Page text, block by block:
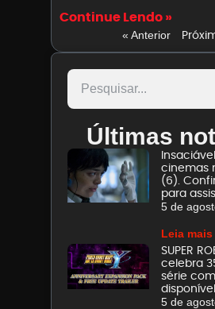
Continue Lendo »
« Anterior
Últimas
cinemas
(6).
para
5 de
Leia mais
SUPER
celebra
série
disponível
5 de